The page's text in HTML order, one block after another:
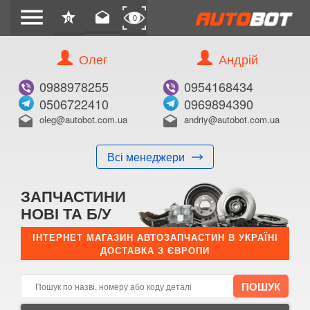
menu star
0 drafts 0
Олег
0988978255
0506722410
drafts oleg@autobot.com.ua
Всі менеджери
Андрій
0954168434
0969894390
drafts andriy@autobot.com.ua
ЗАПЧАСТИНИ
НОВІ ТА Б/У
ІНТЕРНЕТ МАГАЗИН АВТОЗАПЧАСТИН В УКРАЇНІ
ДОСТАВКА З ЄВРОПИ
КУПИТИ
Оригінальний номер:
Примітка:
E-mail:
Телефон: